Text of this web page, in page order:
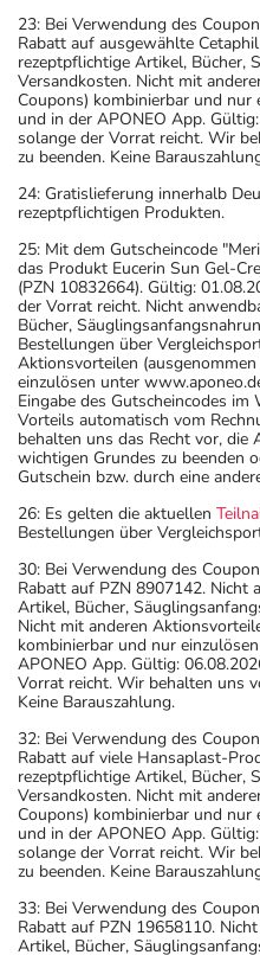
23: Bei Verwendung des
Rabatt auf ausgewählte
rezeptpflichtige Artikel, Bücher,
Versandkosten. Nicht mit
Coupons) kombinierbar und
und in der APONEO App.
solange der Vorrat reicht. Wir
zu beenden. Keine
24: Gratislieferung innerhalb
rezeptpflichtigen Produkten.
25: Mit dem Gutscheincode
das Produkt Eucerin Sun Gel-
(PZN 10832664). Gültig:
der Vorrat reicht. Nicht
Bücher,
Bestellungen über
Aktionsvorteilen
einzulösen unter
Eingabe des Gutscheincodes
Vorteils automatisch vom
behalten uns das Recht vor, die
wichtigen Grundes zu beenden
Gutschein bzw. durch eine
26: Es gelten die aktuellen
Bestellungen über
30: Bei Verwendung des
Rabatt auf PZN 8907142. Nicht
Artikel, Bücher,
Nicht mit anderen
kombinierbar und nur
APONEO App. Gültig:
Vorrat reicht. Wir behalten uns
Keine Barauszahlung.
32: Bei Verwendung des
Rabatt auf viele Hansaplast-
rezeptpflichtige Artikel, Bücher,
Versandkosten. Nicht mit
Coupons) kombinierbar und
und in der APONEO App.
solange der Vorrat reicht. Wir
zu beenden. Keine
33: Bei Verwendung des
Rabatt auf PZN 19658110.
Artikel, Bücher,